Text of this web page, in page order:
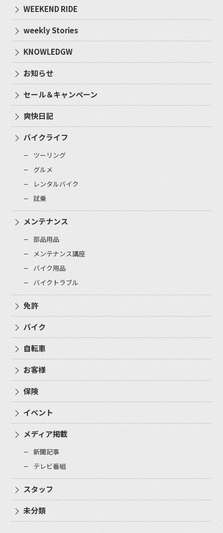
WEEKEND RIDE
weekly Stories
KNOWLEDGW
お知らせ
セール＆キャンペーン
爽快日記
バイクライフ
ツーリング
グルメ
レンタルバイク
試乗
メンテナンス
部品用品
メンテナンス講座
バイク用品
バイクトラブル
免許
バイク
自転車
お客様
保険
イベント
メディア掲載
新聞記事
テレビ番組
スタッフ
未分類